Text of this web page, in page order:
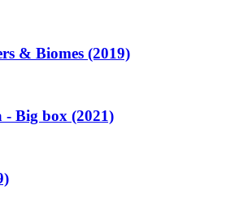
& Biomes (2019)
- Big box (2021)